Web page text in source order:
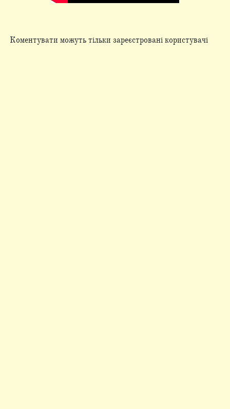
Коментувати можуть тільки зареєстровані користувачі